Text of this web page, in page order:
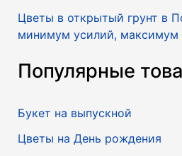
Цветы в открытый грунт в
минимум усилий, максимум
Популярные
Букет на выпускной
Цветы на День рождения